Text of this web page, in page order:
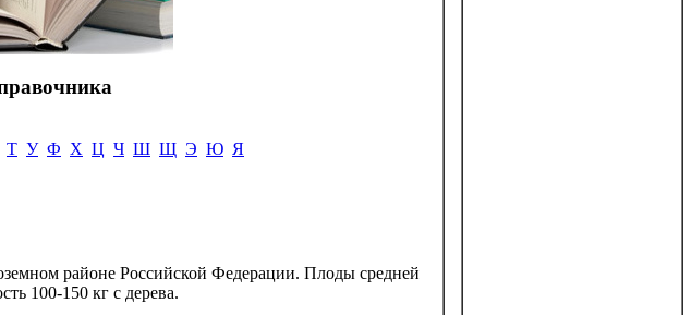
Т У Ф Х Ц Ч Ш Щ Э Ю Я
районе Российской Федерации. Плоды средней
100-150 кг с дерева.